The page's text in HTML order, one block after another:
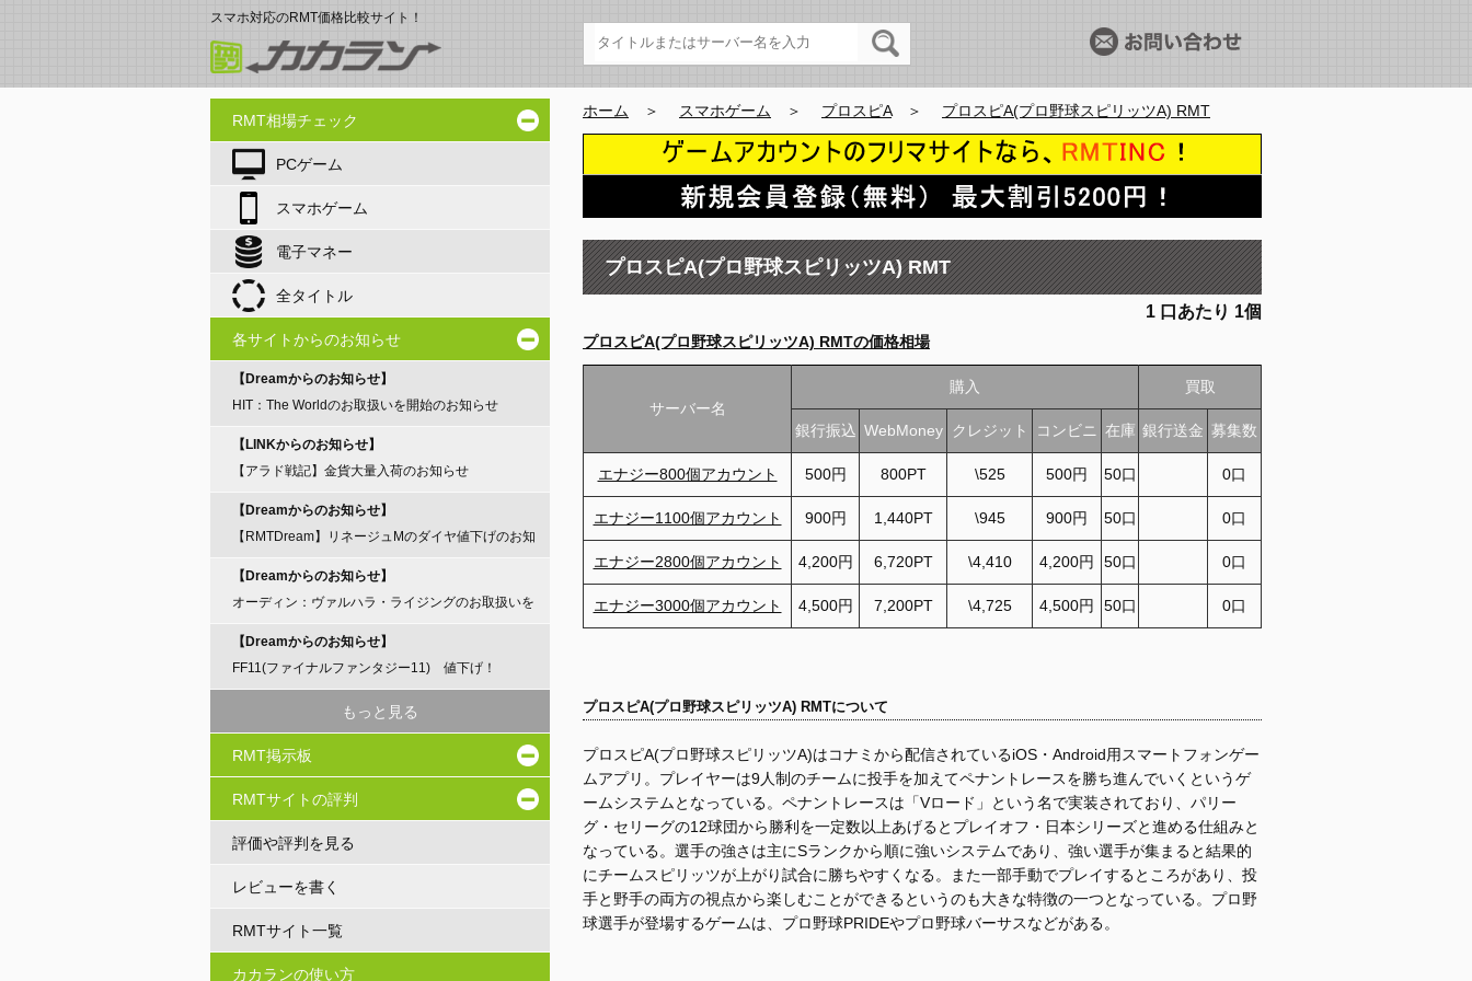
スマホ対応のRMT価格比較サイト！
RMT相場チェック
PCゲーム
スマホゲーム
電子マネー
全タイトル
各サイトからのお知らせ
【Dreamからのお知らせ】
HIT：The Worldのお取扱いを開始のお知らせ
【LINKからのお知らせ】
【アラド戦記】金貨大量入荷のお知らせ
【Dreamからのお知らせ】
【RMTDream】リネージュMのダイヤ値下げのお知
【Dreamからのお知らせ】
オーディン：ヴァルハラ・ライジングのお取扱いを
【Dreamからのお知らせ】
FF11(ファイナルファンタジー11) 値下げ！
もっと見る
RMT掲示板
RMTサイトの評判
評価や評判を見る
レビューを書く
RMTサイト一覧
カカランの使い方
ホーム ＞ スマホゲーム ＞ プロスピA＞ プロスピA(プロ野球スピリッツA) RMT
プロスピA(プロ野球スピリッツA) RMT
1 口あたり 1個
プロスピA(プロ野球スピリッツA) RMTの価格相場
サーバー名
購入 買取
銀行振込 WebMoney クレジット コンビニ 在庫 銀行送金 募集数
エナジー800個アカウント 500円 800PT \525 500円 50口 0口
エナジー1100個アカウント 900円 1,440PT \945 900円 50口 0口
エナジー2800個アカウント 4,200円 6,720PT \4,410 4,200円 50口 0口
エナジー3000個アカウント 4,500円 7,200PT \4,725 4,500円 50口 0口
プロスピA(プロ野球スピリッツA) RMTについて
プロスピA(プロ野球スピリッツA)はコナミから配信されているiOS・Android用スマートフォンゲー
ムアプリ。プレイヤーは9人制のチームに投手を加えてペナントレースを勝ち進んでいくというゲ
ームシステムとなっている。ペナントレースは「Vロード」という名で実装されており、パリー
グ・セリーグの12球団から勝利を一定数以上あげるとプレイオフ・日本シリーズと進める仕組みと
なっている。選手の強さは主にSランクから順に強いシステムであり、強い選手が集まると結果的
にチームスピリッツが上がり試合に勝ちやすくなる。また一部手動でプレイするところがあり、投
手と野手の両方の視点から楽しむことができるというのも大きな特徴の一つとなっている。プロ野
球選手が登場するゲームは、プロ野球PRIDEやプロ野球バーサスなどがある。